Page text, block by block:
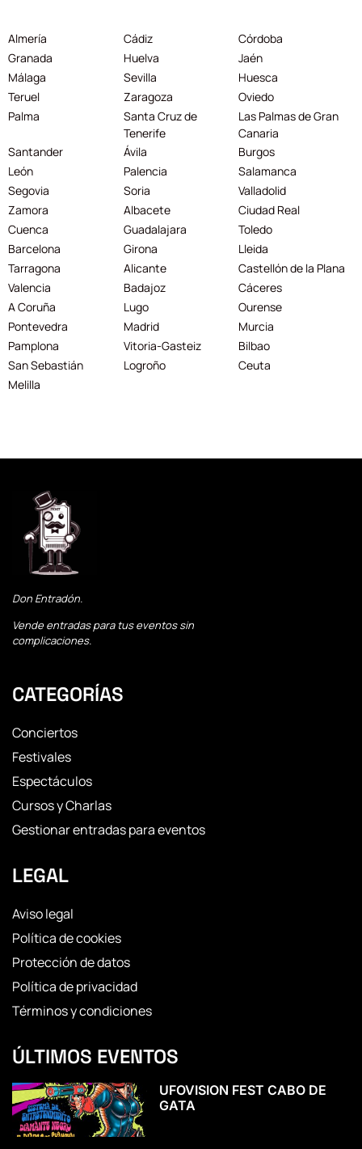
Almería Cádiz
Córdoba
Granada
Huelva
Jaén
Málaga
Sevilla
Huesca
Teruel
Zaragoza
Oviedo
Palma
Santa Cruz de
Tenerife
Las Palmas de Gran
Canaria
Santander
Ávila
Burgos
León
Palencia
Salamanca
Segovia
Soria
Valladolid
Zamora
Albacete
Ciudad Real
Cuenca
Guadalajara
Toledo
Barcelona
Girona
Lleida
Tarragona
Alicante
Castellón de la Plana
Valencia
Badajoz
Cáceres
A Coruña
Lugo
Ourense
Pontevedra
Madrid
Murcia
Pamplona
Vitoria-Gasteiz
Bilbao
San Sebastián
Logroño
Ceuta
Melilla
Don Entradón.
Vende entradas para tus eventos sin
complicaciones.
CATEGORÍAS
Conciertos
Festivales
Espectáculos
Cursos y Charlas
Gestionar entradas para eventos
LEGAL
Aviso legal
Política de cookies
Protección de datos
Política de privacidad
Términos y condiciones
ÚLTIMOS EVENTOS
UFOVISION FEST CABO DE
GATA